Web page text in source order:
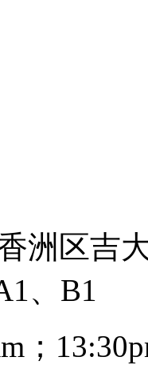
洲区吉
、B1
；